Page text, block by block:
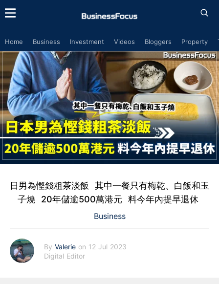
Home Business Investment Videos Bloggers Property
日男為慳錢粗茶淡飯 其中一餐只有梅乾、白飯和玉
子燒 20年儲逾500萬港元 料今年內提早退休
Business
By Valerie on 12 Jul 2023
Digital Editor